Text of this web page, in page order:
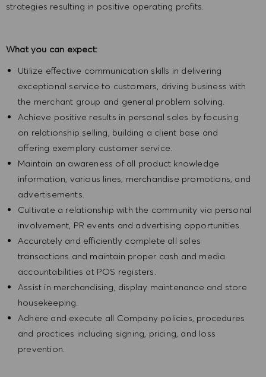
strategies resulting in positive operating profits.
What you can expect:
Utilize effective communication skills in delivering
exceptional service to customers, driving business with
the merchant group and general problem solving.
Achieve positive results in personal sales by focusing
on relationship selling, building a client base and
offering exemplary customer service.
Maintain an awareness of all product knowledge
information, various lines, merchandise promotions, and
advertisements.
Cultivate a relationship with the community via personal
involvement, PR events and advertising opportunities.
Accurately and efficiently complete all sales
transactions and maintain proper cash and media
accountabilities at POS registers.
Assist in merchandising, display maintenance and store
housekeeping.
Adhere and execute all Company policies, procedures
and practices including signing, pricing, and loss
prevention.